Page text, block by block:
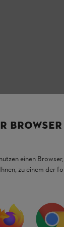
3/8" P, 1,1
grana
opterećenje na
ležaja
einen
zu einem der